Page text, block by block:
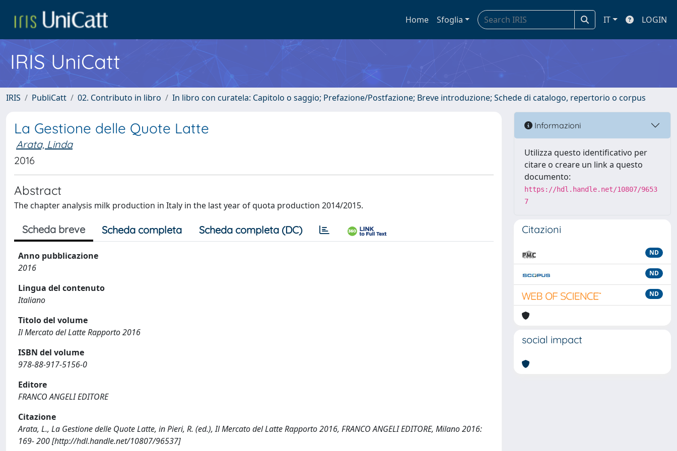
Home Sfoglia IT LOGIN
IRIS UniCatt
IRIS PubliCatt 02. Contributo in libro In libro con curatela: Capitolo o saggio; Prefazione/Postfazione; Breve introduzione; Schede di catalogo, repertorio o corpus
La Gestione delle Quote Latte
Arata, Linda
2016
Abstract
The chapter analysis milk production in Italy in the last year of quota production 2014/2015.
Scheda breve Scheda completa Scheda completa (DC)
Anno pubblicazione
2016
Lingua del contenuto
Italiano
Titolo del volume
Il Mercato del Latte Rapporto 2016
ISBN del volume
978-88-917-5156-0
Editore
FRANCO ANGELI EDITORE
Citazione
Arata, L., La Gestione delle Quote Latte, in Pieri, R. (ed.), Il Mercato del Latte Rapporto 2016, FRANCO ANGELI EDITORE, Milano 2016:
169- 200 [http://hdl.handle.net/10807/96537]
Informazioni
Utilizza questo identificativo per
citare o creare un link a questo
documento:
https://hdl.handle.net/10807/9653
7
Citazioni
ND
ND
ND
social impact